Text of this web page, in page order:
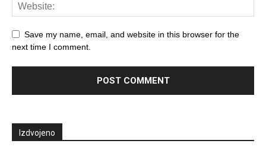
Save my name, email, and website in this browser for the
next time I comment.
Izdvojeno